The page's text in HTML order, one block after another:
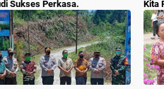
Sukses Perkasa.
Kita